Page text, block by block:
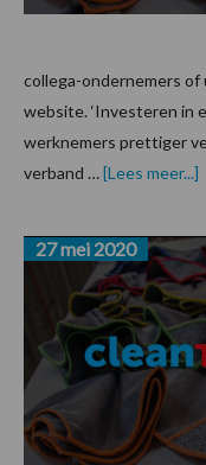
collega-ondernemers
website. ‘Investeren in
werknemers prettiger
verband …[Lees meer...]
27 mei 2020